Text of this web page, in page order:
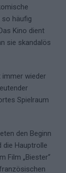
so häufig
Kino dient
sie skandalös
immer wieder
Spielraum
den Beginn
die Hauptrolle
Film „Biester“